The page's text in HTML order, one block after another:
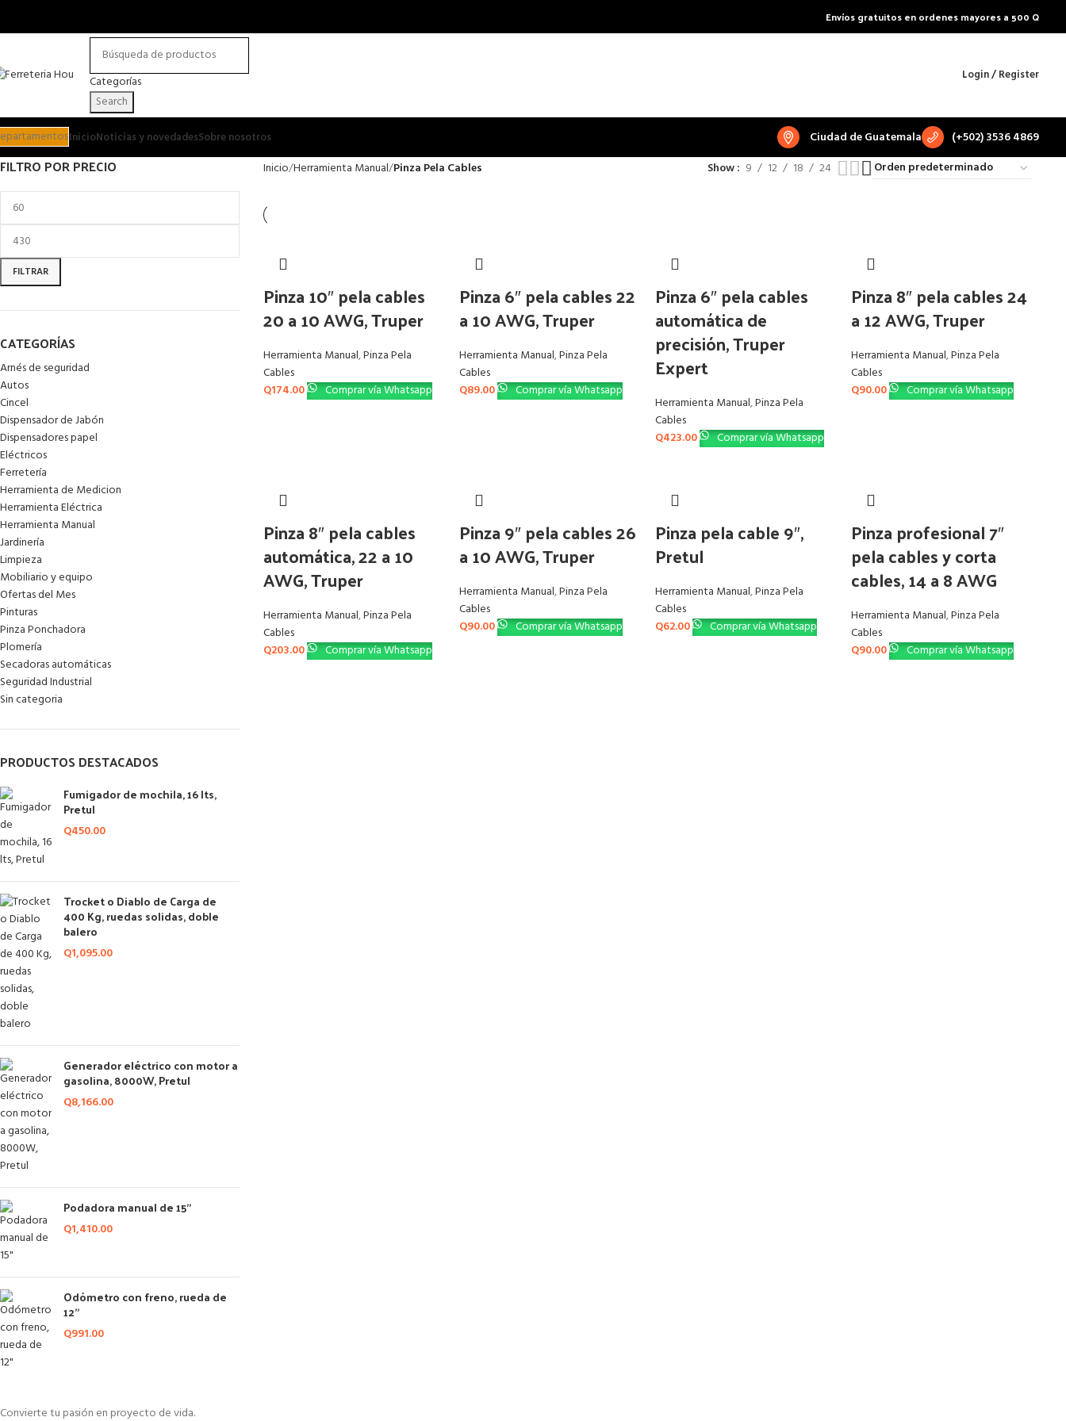
Envíos gratuitos en ordenes mayores a 500 Q
Categorías
Search
Login / Register
InicioNoticias y novedadesSobre nosotros Ciudad de Guatemala (+502) 3536 4869
FILTRO POR PRECIO
FILTRAR
CATEGORÍAS
Arnés de seguridad
Autos
Cincel
Dispensador de Jabón
Dispensadores papel
Eléctricos
Ferretería
Herramienta de Medicion
Herramienta Eléctrica
Herramienta Manual
Jardinería
Limpieza
Mobiliario y equipo
Ofertas del Mes
Pinturas
Pinza Ponchadora
Plomería
Secadoras automáticas
Seguridad Industrial
Sin categoria
PRODUCTOS DESTACADOS
Fumigador de mochila, 16 lts,
Pretul
Q450.00
Trocket o Diablo de Carga de
400 Kg, ruedas solidas, doble
balero
Q1,095.00
Generador eléctrico con motor a
gasolina, 8000W, Pretul
Q8,166.00
Podadora manual de 15"
Q1,410.00
Odómetro con freno, rueda de
12"
Q991.00
Inicio Herramienta Manual Pinza Pela Cables Show 9 12 18 24
Pinza 10″ pela cables
20 a 10 AWG, Truper
Herramienta Manual,Pinza Pela
Cables
Q174.00 Comprar vía Whatsapp
Pinza 6″ pela cables 22
a 10 AWG, Truper
Herramienta Manual,Pinza Pela
Cables
Q89.00 Comprar vía Whatsapp
Pinza 6″ pela cables
automática de
precisión, Truper
Expert
Herramienta Manual,Pinza Pela
Cables
Q423.00 Comprar vía Whatsapp
Pinza 8″ pela cables 24
a 12 AWG, Truper
Herramienta Manual,Pinza Pela
Cables
Q90.00 Comprar vía Whatsapp
Pinza 8″ pela cables
automática, 22 a 10
AWG, Truper
Herramienta Manual,Pinza Pela
Cables
Q203.00 Comprar vía Whatsapp
Pinza 9″ pela cables 26
a 10 AWG, Truper
Herramienta Manual,Pinza Pela
Cables
Q90.00 Comprar vía Whatsapp
Pinza pela cable 9″,
Pretul
Herramienta Manual,Pinza Pela
Cables
Q62.00 Comprar vía Whatsapp
Pinza profesional 7″
pela cables y corta
cables, 14 a 8 AWG
Herramienta Manual,Pinza Pela
Cables
Q90.00 Comprar vía Whatsapp
Convierte tu pasión en proyecto de vida.